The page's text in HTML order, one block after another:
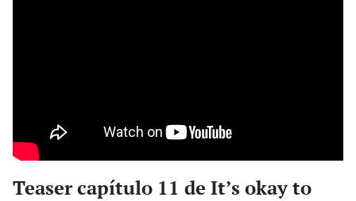
Teaser capítulo 11 de It’s okay to